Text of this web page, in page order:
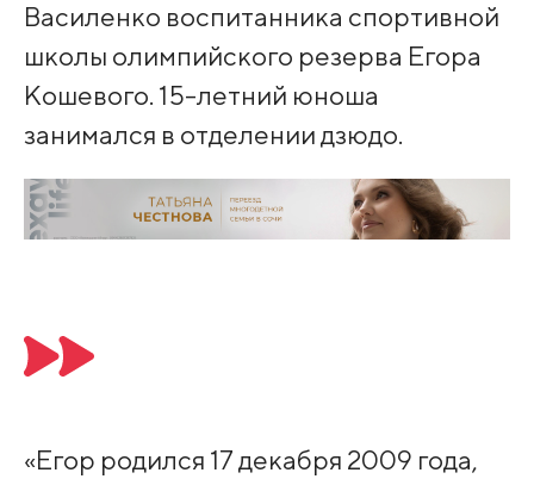
Василенко воспитанника спортивной
школы олимпийского резерва Егора
Кошевого. 15-летний юноша
занимался в отделении дзюдо.
«Егор родился 17 декабря 2009 года,